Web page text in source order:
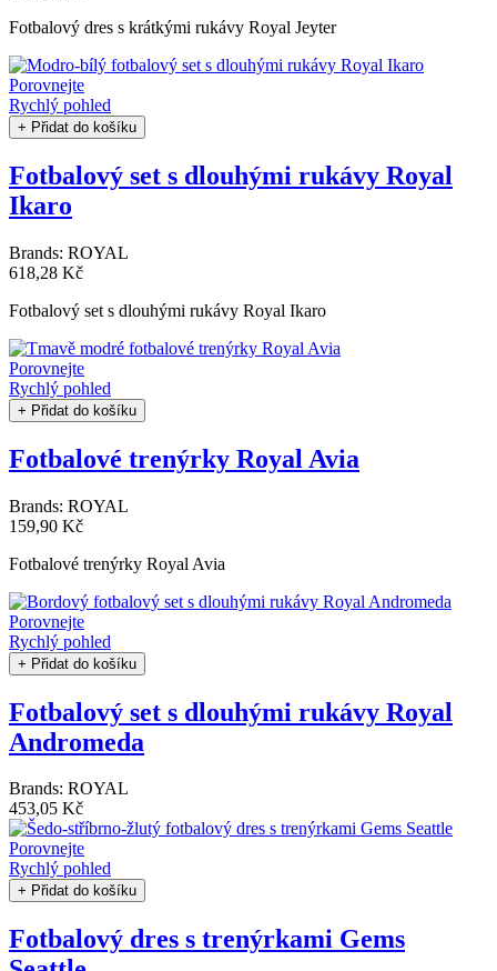
Fotbalový dres s krátkými rukávy Royal Jeyter
Porovnejte
Rychlý pohled
+ Přidat do košíku
Fotbalový set s dlouhými rukávy Royal
Ikaro
Brands: ROYAL
618,28 Kč
Fotbalový set s dlouhými rukávy Royal Ikaro
Porovnejte
Rychlý pohled
+ Přidat do košíku
Fotbalové trenýrky Royal Avia
Brands: ROYAL
159,90 Kč
Fotbalové trenýrky Royal Avia
Porovnejte
Rychlý pohled
+ Přidat do košíku
Fotbalový set s dlouhými rukávy Royal
Andromeda
Brands: ROYAL
453,05 Kč
Porovnejte
Rychlý pohled
+ Přidat do košíku
Fotbalový dres s trenýrkami Gems